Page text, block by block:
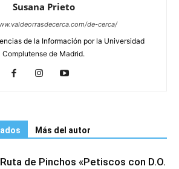
Susana Prieto
de-cerca/
de la Información por la Universidad
Complutense de Madrid.
Más del autor
de Pinchos «Petiscos con D.O.